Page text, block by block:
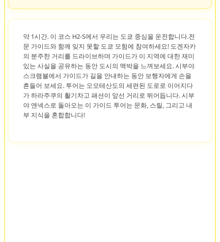
약 1시간. 이 코스 H2-S에서 우리는 도쿄 중심을 운전합니다.전
문 가이드와 함께 잊지 못할 도쿄 모험에 참여하세요! 도겐자카
의 분주한 거리를 드라이브하며 가이드가 이 지역에 대한 재미
있는 사실을 공유하는 동안 도시의 맥박을 느껴보세요. 시부야
스크램블에서 가이드가 길을 안내하는 동안 보행자에게 손을
흔들어 보세요. 투어는 오모테산도의 세련된 도로로 이어지다
가 하라주쿠의 활기차고 패션이 앞선 거리로 뛰어듭니다. 시부
야 앤넥스로 돌아오는 이 가이드 투어는 문화, 스릴, 그리고 내
부 지식을 혼합합니다!